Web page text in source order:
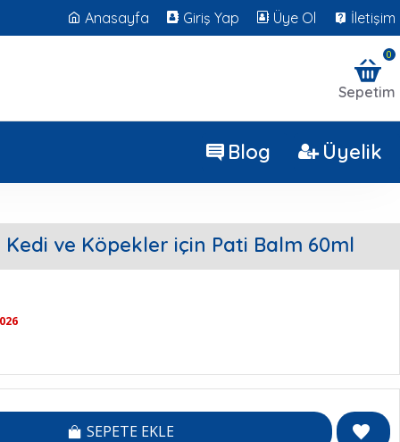
Anasayfa Giriş Yap Üye Ol İletişim
Sepetim
0
Blog Üyelik
Kedi ve Köpekler için Pati Balm 60ml
SEPETE EKLE